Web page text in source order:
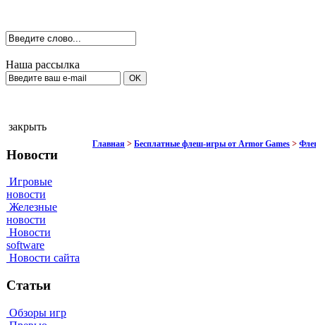
Наша рассылка
закрыть
Новости
Игровые
новости
Железные
новости
Новости
software
Новости сайта
Статьи
Обзоры игр
Главная > Бесплатные флеш-игры от Armor Games >